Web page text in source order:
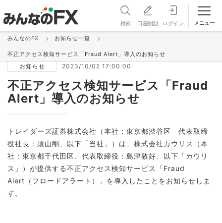
検索 口座開設 ログイン メニュー
お知らせ＆更新情報 一覧
みんなのFX お知らせ一覧
不正アクセス検知サービス「Fraud Alert」導入のお知らせ
お知らせ 2023/10/02 17:00:00
不正アクセス検知サービス「Fraud
Alert」導入のお知らせ
トレイダーズ証券株式会社（本社：東京都渋谷区 代表取締
役社長：須山剛、以下「当社」）は、株式会社カウリス（本
社：東京都千代田区、代表取締役：島津敦好、以下「カウリ
ス」）が提供する不正アクセス検知サービス「Fraud
Alert（フロードアラート）」を導入したことをお知らせしま
す。